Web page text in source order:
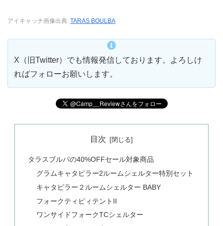
アイキャッチ画像出典: TARAS BOULBA
X（旧Twitter）でも情報発信しております。よろしけ
ればフォローお願いします。
目次
タラスブルバの40%OFFセール対象商品
グラムキャタピラー2ルームシェルター特別セット
キャタピラー２ルームシェルター BABY
フォークティピィテントII
ワンサイドフォークTCシェルター